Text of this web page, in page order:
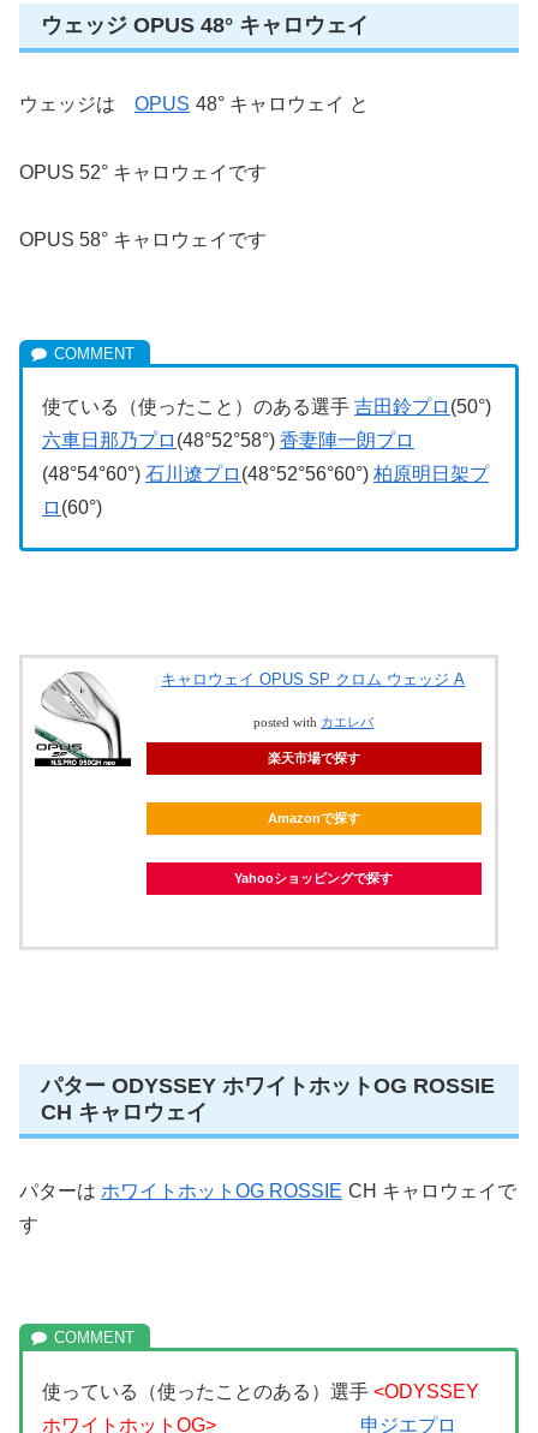
ウェッジ OPUS 48° キャロウェイ
ウェッジは OPUS 48° キャロウェイ と
OPUS 52° キャロウェイです
OPUS 58° キャロウェイです
使ている（使ったこと）のある選手 吉田鈴プロ (50°)
六車日那乃プロ (48°52°58°) 香妻陣一朗プロ
(48°54°60°) 石川遼プロ (48°52°56°60°) 柏原明日架プ
ロ (60°)
キャロウェイ OPUS SP クロム ウェッジ A
posted with カエレバ
楽天市場で探す
Amazonで探す
Yahooショッピングで探す
パター ODYSSEY ホワイトホットOG ROSSIE
CH キャロウェイ
パターは ホワイトホットOG ROSSIE CH キャロウェイで
す
使っている（使ったことのある）選手 <ODYSSEY
ホワイトホットOG>
申ジエプロ